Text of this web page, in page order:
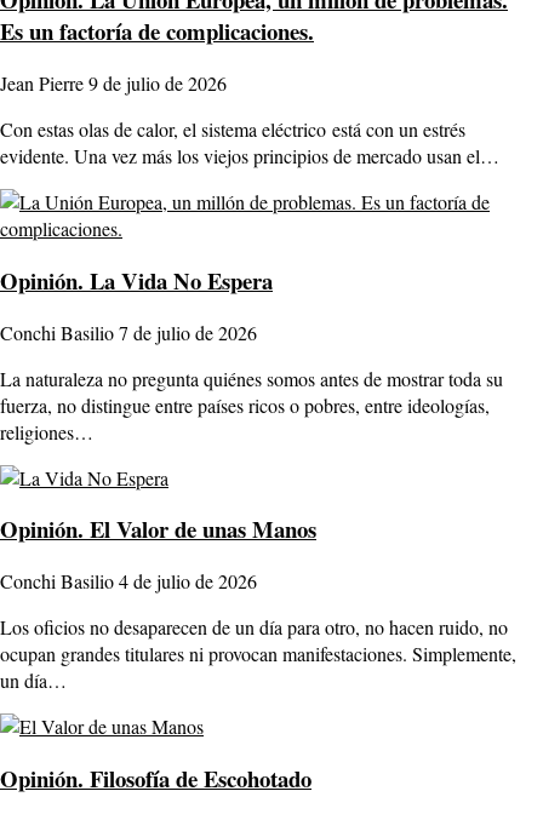
Es un factoría de complicaciones.
Jean Pierre9 de julio de 2026
Con estas olas de calor, el sistema eléctrico está con un estrés
evidente. Una vez más los viejos principios de mercado usan el…
Opinión. La Vida No Espera
Conchi Basilio7 de julio de 2026
La naturaleza no pregunta quiénes somos antes de mostrar toda su
fuerza, no distingue entre países ricos o pobres, entre ideologías,
religiones…
Opinión. El Valor de unas Manos
Conchi Basilio4 de julio de 2026
Los oficios no desaparecen de un día para otro, no hacen ruido, no
ocupan grandes titulares ni provocan manifestaciones. Simplemente,
un día…
Opinión. Filosofía de Escohotado